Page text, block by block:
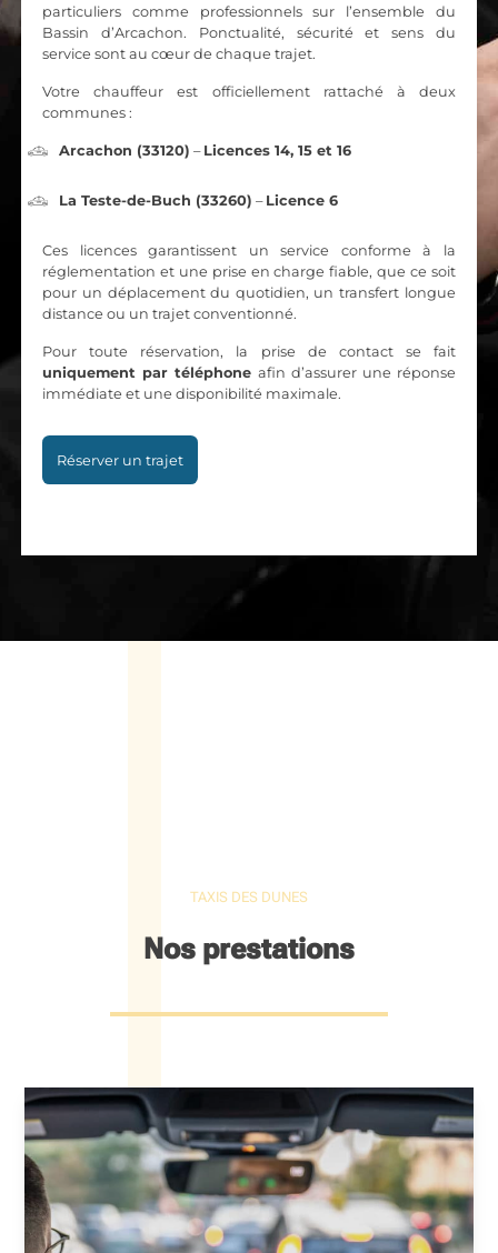
particuliers comme professionnels sur l’ensemble du
Bassin d’Arcachon. Ponctualité, sécurité et sens du
service sont au cœur de chaque trajet.
Votre chauffeur est officiellement rattaché à deux
communes :
Arcachon (33120) – Licences 14, 15 et 16
La Teste-de-Buch (33260) – Licence 6
Ces licences garantissent un service conforme à la
réglementation et une prise en charge fiable, que ce soit
pour un déplacement du quotidien, un transfert longue
distance ou un trajet conventionné.
Pour toute réservation, la prise de contact se fait
uniquement par téléphone afin d’assurer une réponse
immédiate et une disponibilité maximale.
Réserver un trajet
TAXIS DES DUNES
Nos prestations